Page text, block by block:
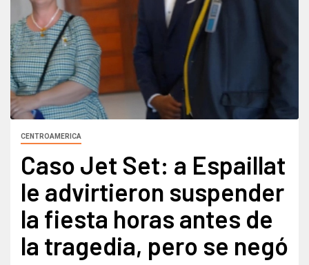
CENTROAMERICA
Caso Jet Set: a Espaillat
le advirtieron suspender
la fiesta horas antes de
la tragedia, pero se negó